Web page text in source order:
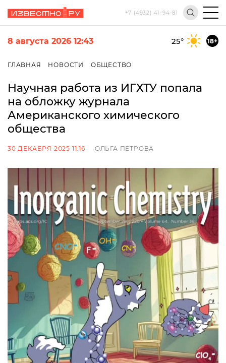
+7 (4932) 41-94-81
8 августа 2026 12:43 25° 18+
ГЛАВНАЯ НОВОСТИ ОБЩЕСТВО
Научная работа из ИГХТУ попала
на обложку журнала
Американского химического
общества
30 ДЕКАБРЯ 2025 11:16 ОЛЬГА ПЕТРОВА